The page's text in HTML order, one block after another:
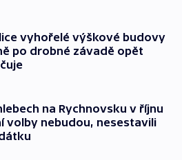
vyhořelé výškové budovy
po drobné závadě opět
na Rychnovsku v říjnu
volby nebudou, nesestavili